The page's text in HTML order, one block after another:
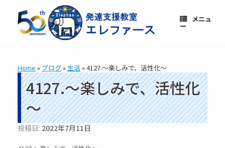
メニュ
ー
Home » ブログ»生活»4127.～楽しみで、活性化～
4127.～楽しみで、活性化
～
投稿日: 2022年7月11日